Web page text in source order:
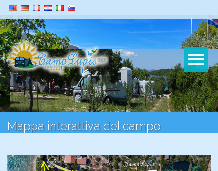
Mappa interattiva del campo